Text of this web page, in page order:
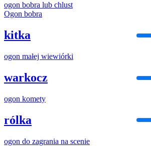
ogon bobra lub chlust
Ogon bobra
kitka
ogon małej wiewiórki
warkocz
ogon komety
rólka
ogon do zagrania na scenie